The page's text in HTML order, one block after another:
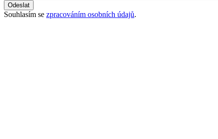
Odeslat
Souhlasím se zpracováním osobních údajů.